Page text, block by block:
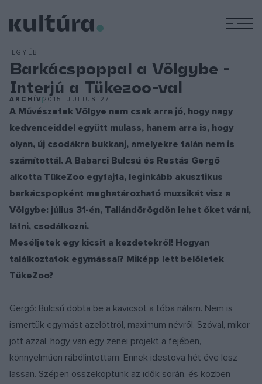
EGYÉB
Barkácspoppal a Völgybe -
Interjú a Tükezoo-val
ARCHÍV2015. JÚLIUS 27.
A Művészetek Völgye nem csak arra jó, hogy nagy
kedvenceiddel együtt mulass, hanem arra is, hogy
olyan, új csodákra bukkanj, amelyekre talán nem is
számítottál. A Babarci Bulcsú és Restás Gergő
alkotta TükeZoo egyfajta, leginkább akusztikus
barkácspopként meghatározható muzsikát visz a
Völgybe: július 31-én, Taliándörögdön lehet őket várni,
látni, csodálkozni.
Meséljetek egy kicsit a kezdetekről! Hogyan
találkoztatok egymással? Miképp lett belőletek
TükeZoo?
Gergő: Bulcsú dobta be a kavicsot a tóba nálam. Nem is
ismertük egymást azelőttről, maximum névről. Szóval, mikor
jött azzal, hogy van egy zenei projekt a fejében,
könnyelműen rábólintottam. Ennek idestova hét éve lesz
lassan. Szépen összekoptunk az idők során, és közben